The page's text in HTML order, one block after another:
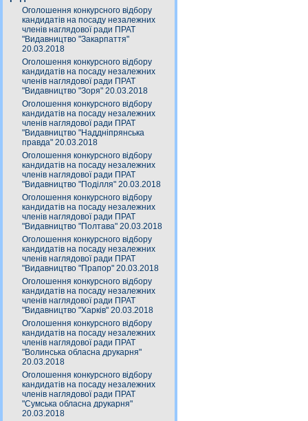
Оголошення конкурсного відбору
кандидатів на посаду незалежних
членів наглядової ради ПРАТ
"Видавництво "Закарпаття"
20.03.2018
Оголошення конкурсного відбору
кандидатів на посаду незалежних
членів наглядової ради ПРАТ
"Видавництво "Зоря" 20.03.2018
Оголошення конкурсного відбору
кандидатів на посаду незалежних
членів наглядової ради ПРАТ
"Видавництво "Наддніпрянська
правда" 20.03.2018
Оголошення конкурсного відбору
кандидатів на посаду незалежних
членів наглядової ради ПРАТ
"Видавництво "Поділля" 20.03.2018
Оголошення конкурсного відбору
кандидатів на посаду незалежних
членів наглядової ради ПРАТ
"Видавництво "Полтава" 20.03.2018
Оголошення конкурсного відбору
кандидатів на посаду незалежних
членів наглядової ради ПРАТ
"Видавництво "Прапор" 20.03.2018
Оголошення конкурсного відбору
кандидатів на посаду незалежних
членів наглядової ради ПРАТ
"Видавництво "Харків" 20.03.2018
Оголошення конкурсного відбору
кандидатів на посаду незалежних
членів наглядової ради ПРАТ
"Волинська обласна друкарня"
20.03.2018
Оголошення конкурсного відбору
кандидатів на посаду незалежних
членів наглядової ради ПРАТ
"Сумська обласна друкарня"
20.03.2018